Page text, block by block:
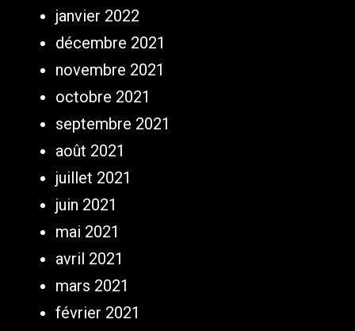
janvier 2022
décembre 2021
novembre 2021
octobre 2021
septembre 2021
août 2021
juillet 2021
juin 2021
mai 2021
avril 2021
mars 2021
février 2021